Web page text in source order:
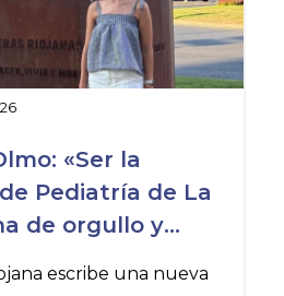
«Ser la
Pediatría de La
de orgullo y
escribe una nueva